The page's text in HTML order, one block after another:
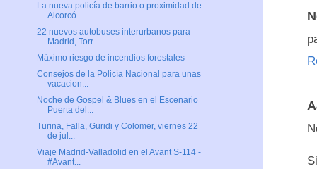
La nueva policía de barrio o proximidad de
Alcorcó...
22 nuevos autobuses interurbanos para
Madrid, Torr...
Máximo riesgo de incendios forestales
Consejos de la Policía Nacional para unas
vacacion...
Noche de Gospel & Blues en el Escenario
Puerta del...
Turina, Falla, Guridi y Colomer, viernes 22
de jul...
Viaje Madrid-Valladolid en el Avant S-114 -
#Avant...